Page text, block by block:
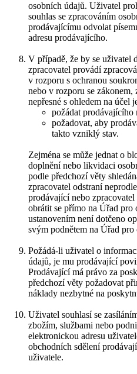
osobních údajů. Uživatel
souhlas se zpracováním
prodávajícímu odvolat
adresu prodávajícího.
V případě, že by se uživatel
zpracovatel provádí
v rozporu s ochranou
nebo v rozporu se
nepřesné s ohledem na účel
požádat prodávajícího
požadovat, aby
takto vzniklý stav.
Zejména se může jednat o
doplnění nebo likvidaci
podle předchozí věty
zpracovatel odstraní
prodávající nebo
obrátit se přímo na Úřad
ustanovením není dotčeno
svým podnětem na Úřad
Požádá-li uživatel o
údajů, je mu prodávající
Prodávající má právo za
předchozí věty požadovat
náklady nezbytné na
Uživatel souhlasí se
zbožím, službami nebo
elektronickou adresu
obchodních sdělení
uživatele.